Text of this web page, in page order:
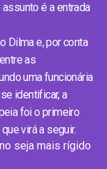
é a entrada
Dilma e, por conta
as
uma funcionária
identificar, a
foi o primeiro
virá a seguir.